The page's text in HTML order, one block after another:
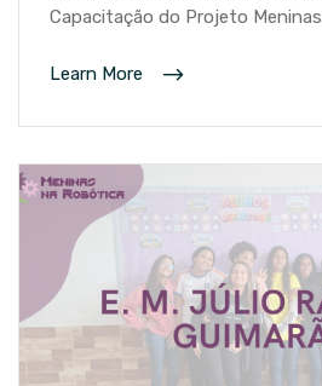
Capacitação do Projeto Meninas
Learn More